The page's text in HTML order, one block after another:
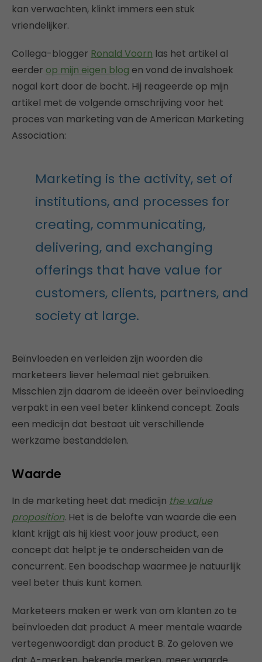
kan verwachten, klinkt immers een stuk
vriendelijker.
Collega-blogger Ronald Voorn las het artikel al
eerder op mijn eigen blog en vond de invalshoek
nogal kort door de bocht. Hij reageerde op mijn
artikel met de volgende omschrijving voor het
proces van marketing van de American Marketing
Association:
Marketing is the activity, set of
institutions, and processes for
creating, communicating,
delivering, and exchanging
offerings that have value for
customers, clients, partners, and
society at large.
Beïnvloeden en verleiden zijn woorden die
marketeers liever helemaal niet gebruiken.
Misschien zijn daarom de ideeën over beïnvloeding
verpakt in een veel beter klinkend concept. Zoals
een medicijn dat bestaat uit verschillende
werkzame bestanddelen.
Waarde
In de marketing heet dat medicijn the value
proposition. Het is de belofte van waarde die een
klant krijgt als hij kiest voor jouw product, een
concept dat helpt je te onderscheiden van de
concurrent. Een boodschap waarmee je natuurlijk
veel beter thuis kunt komen.
Marketeers maken er werk van om klanten zo te
beïnvloeden dat product A meer mentale waarde
vertegenwoordigt dan product B. Zo geloven we